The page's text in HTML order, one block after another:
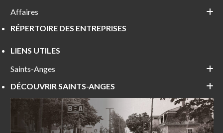
Affaires
RÉPERTOIRE DES ENTREPRISES
LIENS UTILES
Saints-Anges
DÉCOUVRIR SAINTS-ANGES